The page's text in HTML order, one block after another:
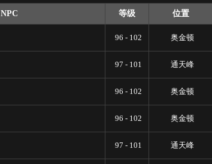
NPC 等级 位置
96 - 102 奥金顿
97 - 101 通天峰
96 - 102 奥金顿
96 - 102 奥金顿
97 - 101 通天峰